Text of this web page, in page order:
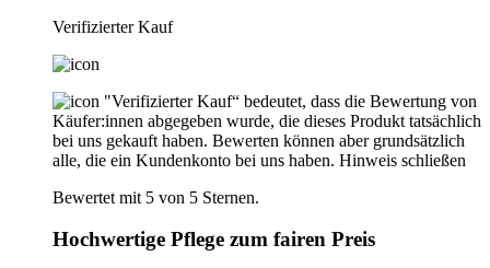
Verifizierter Kauf
"Verifizierter Kauf“ bedeutet, dass die Bewertung von
Käufer:innen abgegeben wurde, die dieses Produkt tatsächlich
bei uns gekauft haben. Bewerten können aber grundsätzlich
alle, die ein Kundenkonto bei uns haben. Hinweis schließen
Bewertet mit 5 von 5 Sternen.
Hochwertige Pflege zum fairen Preis